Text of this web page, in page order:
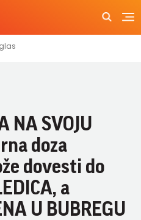
NA SVOJU
doza
dovesti do
a
U BUBREGU